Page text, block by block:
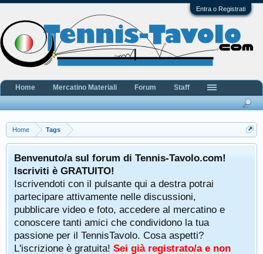
Entra o Registrati
Home Tags
Benvenuto/a sul forum di Tennis-Tavolo.com!
Iscriviti è GRATUITO!
Iscrivendoti con il pulsante qui a destra potrai
partecipare attivamente nelle discussioni,
pubblicare video e foto, accedere al mercatino e
conoscere tanti amici che condividono la tua
passione per il TennisTavolo. Cosa aspetti?
L'iscrizione è gratuita! Sei già registrato/a e non
Home Mercatino Materiali Forum Staff